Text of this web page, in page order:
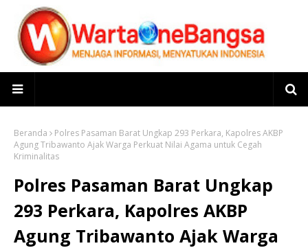
Beranda
Polres Pasaman Barat Ungkap 293 Perkara, Kapolres AKBP
Agung Tribawanto Ajak Warga Perkuat Nilai Agama untuk Cegah
Kriminalitas
Polres Pasaman Barat Ungkap
293 Perkara, Kapolres AKBP
Agung Tribawanto Ajak Warga